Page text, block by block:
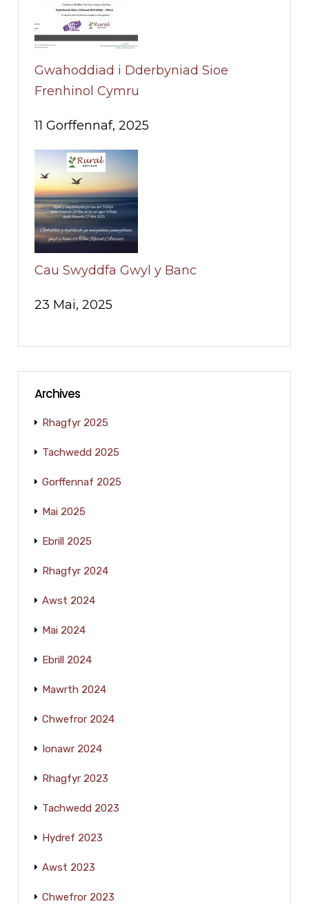
Gwahoddiad i Dderbyniad Sioe
Frenhinol Cymru
11 Gorffennaf, 2025
Cau Swyddfa Gwyl y Banc
23 Mai, 2025
Archives
Rhagfyr 2025
Tachwedd 2025
Gorffennaf 2025
Mai 2025
Ebrill 2025
Rhagfyr 2024
Awst 2024
Mai 2024
Ebrill 2024
Mawrth 2024
Chwefror 2024
Ionawr 2024
Rhagfyr 2023
Tachwedd 2023
Hydref 2023
Awst 2023
Chwefror 2023